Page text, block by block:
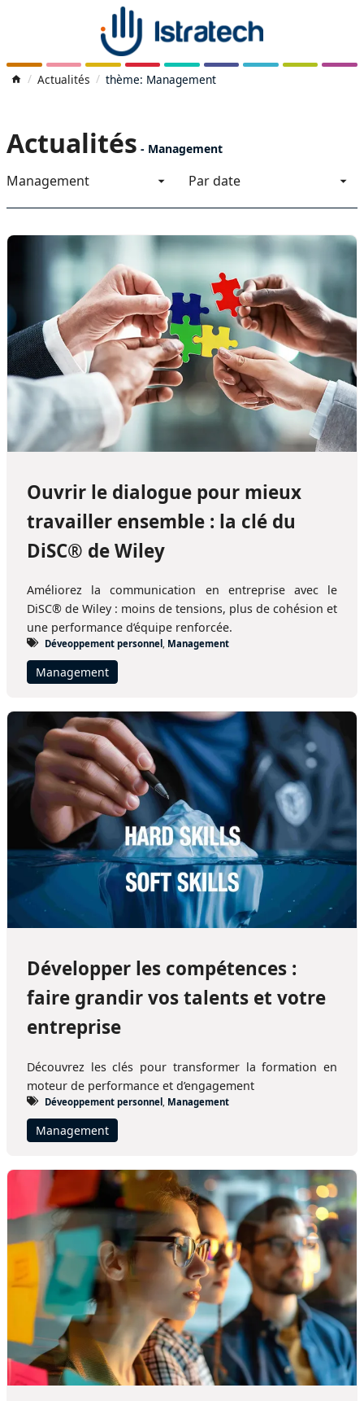
Actualités thème: Management
Actualités - Management
Management Par date
Ouvrir le dialogue pour mieux
travailler ensemble : la clé du
DiSC® de Wiley
Améliorez la communication en entreprise avec le
DiSC® de Wiley : moins de tensions, plus de cohésion et
une performance d’équipe renforcée.
Déveoppement personnel , Management
Management
Développer les compétences :
faire grandir vos talents et votre
entreprise
Découvrez les clés pour transformer la formation en
moteur de performance et d’engagement
Déveoppement personnel Management
Management